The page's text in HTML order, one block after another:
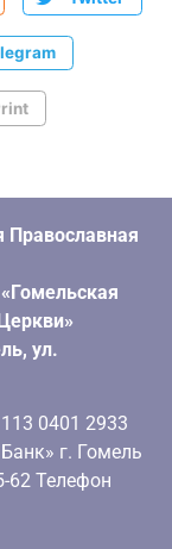
Православная
ул.
0401 2933
г. Гомель
62 Телефон